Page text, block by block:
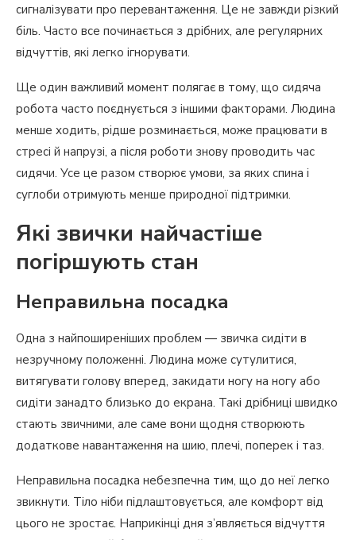
сигналізувати про перевантаження. Це не завжди різкий
біль. Часто все починається з дрібних, але регулярних
відчуттів, які легко ігнорувати.
Ще один важливий момент полягає в тому, що сидяча
робота часто поєднується з іншими факторами. Людина
менше ходить, рідше розминається, може працювати в
стресі й напрузі, а після роботи знову проводить час
сидячи. Усе це разом створює умови, за яких спина і
суглоби отримують менше природної підтримки.
Які звички найчастіше
погіршують стан
Неправильна посадка
Одна з найпоширеніших проблем — звичка сидіти в
незручному положенні. Людина може сутулитися,
витягувати голову вперед, закидати ногу на ногу або
сидіти занадто близько до екрана. Такі дрібниці швидко
стають звичними, але саме вони щодня створюють
додаткове навантаження на шию, плечі, поперек і таз.
Неправильна посадка небезпечна тим, що до неї легко
звикнути. Тіло ніби підлаштовується, але комфорт від
цього не зростає. Наприкінці дня з’являється відчуття